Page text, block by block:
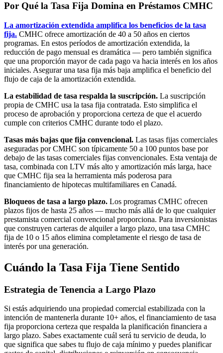
Por Qué la Tasa Fija Domina en Préstamos CMHC
La amortización extendida amplifica los beneficios de la tasa
fija. CMHC ofrece amortización de 40 a 50 años en ciertos
programas. En estos períodos de amortización extendida, la
reducción de pago mensual es dramática — pero también significa
que una proporción mayor de cada pago va hacia interés en los años
iniciales. Asegurar una tasa fija más baja amplifica el beneficio del
flujo de caja de la amortización extendida.
La estabilidad de tasa respalda la suscripción. La suscripción
propia de CMHC usa la tasa fija contratada. Esto simplifica el
proceso de aprobación y proporciona certeza de que el acuerdo
cumple con criterios CMHC durante todo el plazo.
Tasas más bajas que fija convencional. Las tasas fijas comerciales
aseguradas por CMHC son típicamente 50 a 100 puntos base por
debajo de las tasas comerciales fijas convencionales. Esta ventaja de
tasa, combinada con LTV más alto y amortización más larga, hace
que CMHC fija sea la herramienta más poderosa para
financiamiento de hipotecas multifamiliares en Canadá.
Bloqueos de tasa a largo plazo. Los programas CMHC ofrecen
plazos fijos de hasta 25 años — mucho más allá de lo que cualquier
prestamista comercial convencional proporciona. Para inversionistas
que construyen carteras de alquiler a largo plazo, una tasa CMHC
fija de 10 o 15 años elimina completamente el riesgo de tasa de
interés por una generación.
Cuándo la Tasa Fija Tiene Sentido
Estrategia de Tenencia a Largo Plazo
Si estás adquiriendo una propiedad comercial estabilizada con la
intención de mantenerla durante 10+ años, el financiamiento de tasa
fija proporciona certeza que respalda la planificación financiera a
largo plazo. Sabes exactamente cuál será tu servicio de deuda, lo
que significa que sabes tu flujo de caja mínimo y puedes planificar